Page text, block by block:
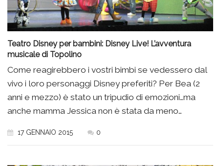
Teatro Disney per bambini: Disney Live! L’avventura
musicale di Topolino
Come reagirebbero i vostri bimbi se vedessero dal
vivo i loro personaggi Disney preferiti? Per Bea (2
anni e mezzo) è stato un tripudio di emozioni…ma
anche mamma Jessica non è stata da meno…
17 GENNAIO 2015 0